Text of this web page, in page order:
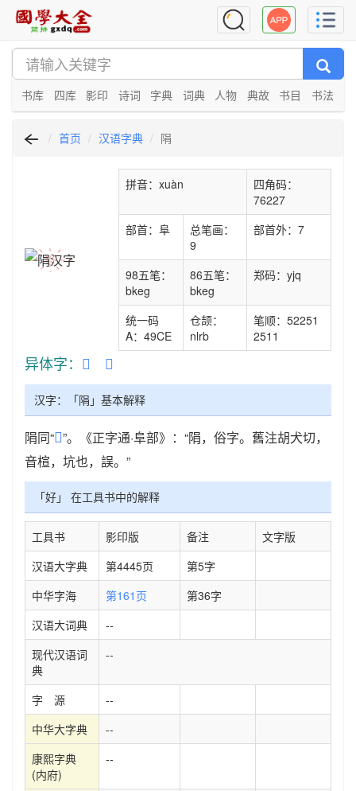
书库 四库 影印 诗词 字典 词典 人物 典故 书目 书法
首页 汉语字典 䧎
拼音：xuàn
四角码：
76227
部首：阜
总笔画：
9
部首外：7
98五笔：
bkeg
86五笔：
bkeg
郑码：yjq
统一码
A：49CE
仓颉：
nlrb
笔顺：52251
2511
异体字： 𨸫 𨹆
汉字：「䧎」基本解释
䧎同“𨹆”。《正字通·阜部》：“䧎，俗字。舊注胡犬切，
音楦，坑也，誤。”
「好」 在工具书中的解释
工具书 影印版 备注
文字版
汉语大字典
第4445页
第5字
中华字海
第161页
第36字
汉语大词典
--
现代汉语词
典
--
字 源
--
中华大字典
--
康熙字典
(内府)
--